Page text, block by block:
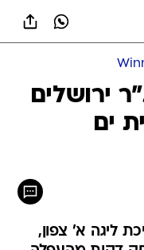
ירושלים
ים
ליגה א' צפון,